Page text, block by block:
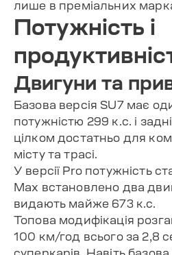
лише в преміальних
Потужність і
Двигуни та
Базова версія SU7 має
потужністю 299 к.с. і
цілком достатньо для
місту та трасі.
У версії Pro потужність
Max встановлено два
видають майже 673 к.с.
Топова модифікація
100 км/год всього за 2,8